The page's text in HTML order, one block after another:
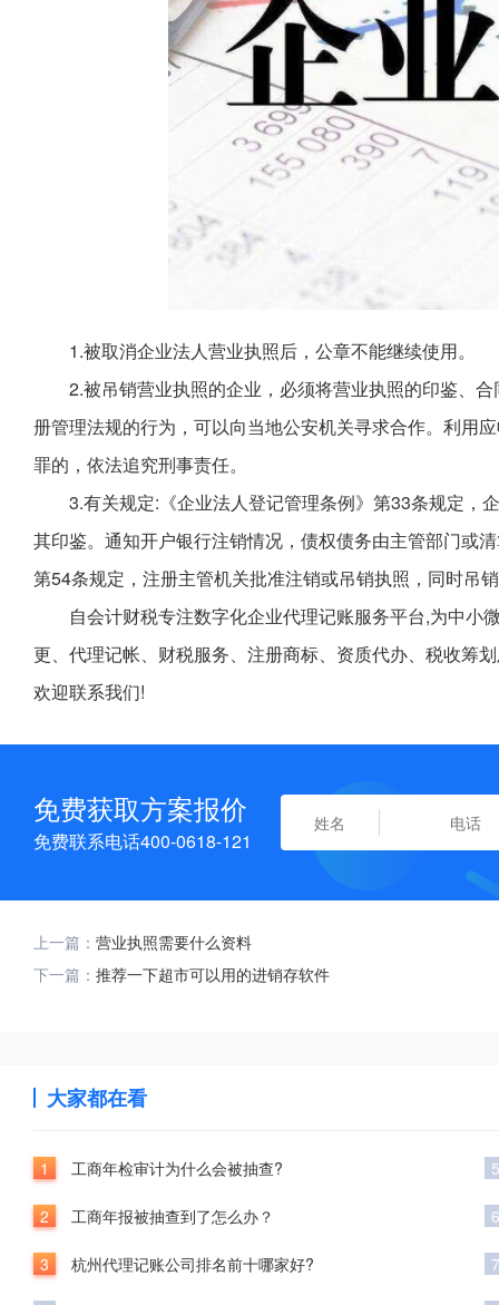
1.被取消企业法人营业执照后，公章不能继续使用。
2.被吊销营业执照的企业，必须将营业执照的印鉴、
册管理法规的行为，可以向当地公安机关寻求合作。利用
罪的，依法追究刑事责任。
3.有关规定:《企业法人登记管理条例》第33条规定，
其印鉴。通知开户银行注销情况，债权债务由主管部门或
第54条规定，注册主管机关批准注销或吊销执照，同时吊
自会计财税专注数字化企业代理记账服务平台,为中
更、代理记帐、财税服务、注册商标、资质代办、税收筹
欢迎联系我们!
免费获取方案报价
免费联系电话400-0618-121
上一篇： 营业执照需要什么资料
下一篇： 推荐一下超市可以用的进销存软件
大家都在看
1 工商年检审计为什么会被抽查?
2 工商年报被抽查到了怎么办？
3 杭州代理记账公司排名前十哪家好?
5
6
7